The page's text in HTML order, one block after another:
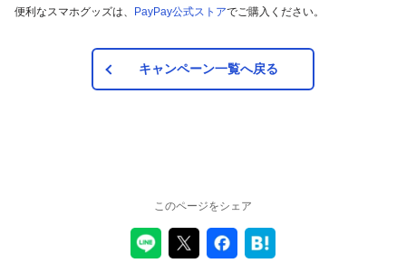
便利なスマホグッズは、 PayPay公式ストアでご購入ください。
キャンペーン一覧へ戻る
このページをシェア